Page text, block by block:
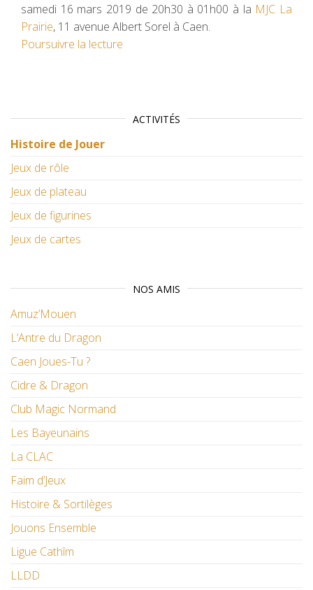
samedi 16 mars 2019 de 20h30 à 01h00 à la MJC La
Prairie, 11 avenue Albert Sorel à Caen.
Poursuivre la lecture
ACTIVITÉS
Histoire de Jouer
Jeux de rôle
Jeux de plateau
Jeux de figurines
Jeux de cartes
NOS AMIS
Amuz’Mouen
L’Antre du Dragon
Caen Joues-Tu ?
Cidre & Dragon
Club Magic Normand
Les Bayeunains
La CLAC
Faim d’Jeux
Histoire & Sortilèges
Jouons Ensemble
Ligue Cathîm
LLDD